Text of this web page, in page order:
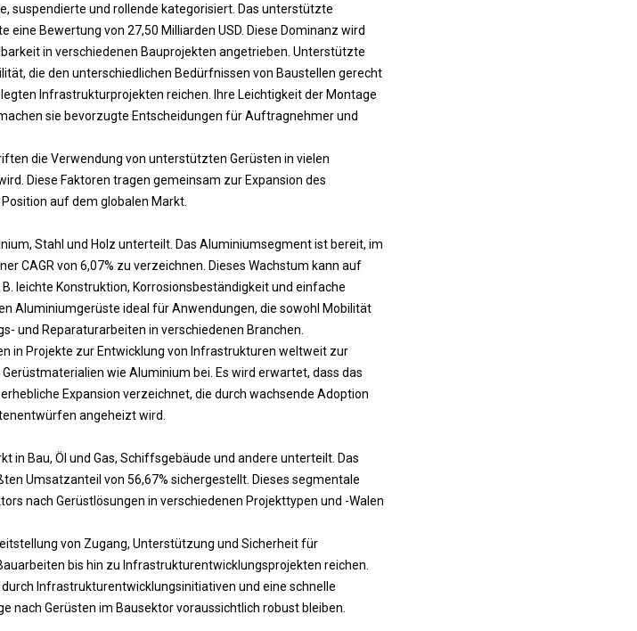
suspendierte und rollende kategorisiert. Das unterstützte
Bewertung von 27,50 Milliarden USD. Diese Dominanz wird
in verschiedenen Bauprojekten angetrieben. Unterstützte
die den unterschiedlichen Bedürfnissen von Baustellen gerecht
Infrastrukturprojekten reichen. Ihre Leichtigkeit der Montage
sie bevorzugte Entscheidungen für Auftragnehmer und
die Verwendung von unterstützten Gerüsten in vielen
Diese Faktoren tragen gemeinsam zur Expansion des
auf dem globalen Markt.
Stahl und Holz unterteilt. Das Aluminiumsegment ist bereit, im
CAGR von 6,07% zu verzeichnen. Dieses Wachstum kann auf
leichte Konstruktion, Korrosionsbeständigkeit und einfache
Aluminiumgerüste ideal für Anwendungen, die sowohl Mobilität
und Reparaturarbeiten in verschiedenen Branchen.
in Projekte zur Entwicklung von Infrastrukturen weltweit zur
wie Aluminium bei. Es wird erwartet, dass das
Expansion verzeichnet, die durch wachsende Adoption
angeheizt wird.
in Bau, Öl und Gas, Schiffsgebäude und andere unterteilt. Das
Umsatzanteil von 56,67% sichergestellt. Dieses segmentale
nach Gerüstlösungen in verschiedenen Projekttypen und -Walen
von Zugang, Unterstützung und Sicherheit für
bis hin zu Infrastrukturentwicklungsprojekten reichen.
Infrastrukturentwicklungsinitiativen und eine schnelle
nach Gerüsten im Bausektor voraussichtlich robust bleiben.